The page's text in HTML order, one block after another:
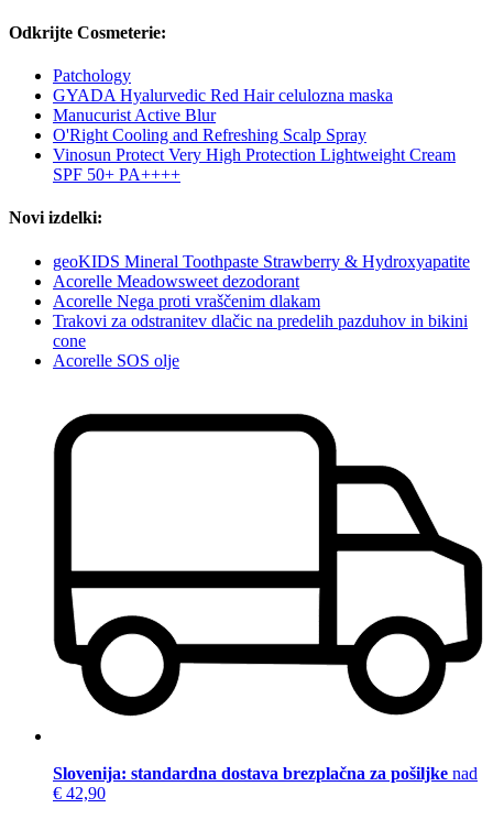
Odkrijte Cosmeterie:
Patchology
GYADA Hyalurvedic Red Hair celulozna maska
Manucurist Active Blur
O'Right Cooling and Refreshing Scalp Spray
Vinosun Protect Very High Protection Lightweight Cream
SPF 50+ PA++++
Novi izdelki:
geoKIDS Mineral Toothpaste Strawberry & Hydroxyapatite
Acorelle Meadowsweet dezodorant
Acorelle Nega proti vraščenim dlakam
Trakovi za odstranitev dlačic na predelih pazduhov in bikini
cone
Acorelle SOS olje
Slovenija: standardna dostava brezplačna za pošiljke nad
€ 42,90